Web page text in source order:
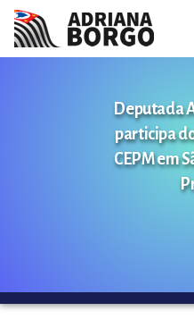
CONHEÇA A ADRIANA
Deputada
participa
CEPM em